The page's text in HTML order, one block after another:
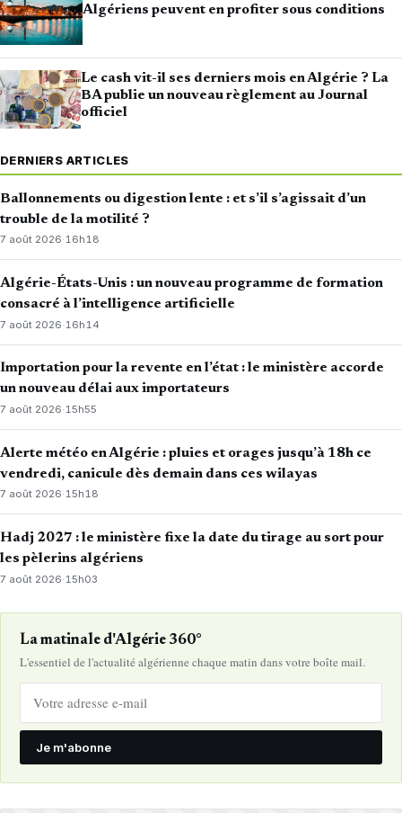
Algériens peuvent en profiter sous conditions
Le cash vit-il ses derniers mois en Algérie ? La
BA publie un nouveau règlement au Journal
officiel
DERNIERS ARTICLES
Ballonnements ou digestion lente : et s’il s’agissait d’un
trouble de la motilité ?
7 août 2026·16h18
Algérie-États-Unis : un nouveau programme de formation
consacré à l’intelligence artificielle
7 août 2026· 16h14
Importation pour la revente en l’état : le ministère accorde
un nouveau délai aux importateurs
7 août 2026·15h55
Alerte météo en Algérie : pluies et orages jusqu’à 18h ce
vendredi, canicule dès demain dans ces wilayas
7 août 2026·15h18
Hadj 2027 : le ministère fixe la date du tirage au sort pour
les pèlerins algériens
7 août 2026·15h03
La matinale d'Algérie 360°
L'essentiel de l'actualité algérienne chaque matin dans votre boîte mail.
Je m'abonne